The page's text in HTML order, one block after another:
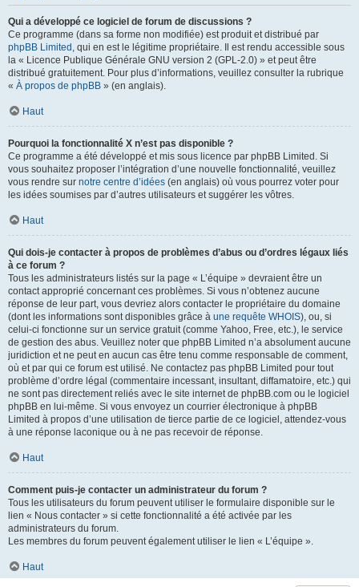
Qui a développé ce logiciel de forum de discussions ?
Ce programme (dans sa forme non modifiée) est produit et distribué par
phpBB Limited , qui en est le légitime propriétaire. Il est rendu accessible sous
la « Licence Publique Générale GNU version 2 (GPL-2.0) » et peut être
distribué gratuitement. Pour plus d’informations, veuillez consulter la rubrique
« À propos de phpBB » (en anglais).
Haut
Pourquoi la fonctionnalité X n’est pas disponible ?
Ce programme a été développé et mis sous licence par phpBB Limited. Si
vous souhaitez proposer l’intégration d’une nouvelle fonctionnalité, veuillez
vous rendre sur notre centre d’idées (en anglais) où vous pourrez voter pour
les idées soumises par d’autres utilisateurs et suggérer les vôtres.
Haut
Qui dois-je contacter à propos de problèmes d’abus ou d’ordres légaux liés
à ce forum ?
Tous les administrateurs listés sur la page « L’équipe » devraient être un
contact approprié concernant ces problèmes. Si vous n’obtenez aucune
réponse de leur part, vous devriez alors contacter le propriétaire du domaine
(dont les informations sont disponibles grâce à une requête WHOIS), ou, si
celui-ci fonctionne sur un service gratuit (comme Yahoo, Free, etc.), le service
de gestion des abus. Veuillez noter que phpBB Limited n’a absolument aucune
juridiction et ne peut en aucun cas être tenu comme responsable de comment,
où et par qui ce forum est utilisé. Ne contactez pas phpBB Limited pour tout
problème d’ordre légal (commentaire incessant, insultant, diffamatoire, etc.) qui
ne sont pas directement reliés avec le site internet de phpBB.com ou le logiciel
phpBB en lui-même. Si vous envoyez un courrier électronique à phpBB
Limited à propos d’une utilisation de tierce partie de ce logiciel, attendez-vous
à une réponse laconique ou à ne pas recevoir de réponse.
Haut
Comment puis-je contacter un administrateur du forum ?
Tous les utilisateurs du forum peuvent utiliser le formulaire disponible sur le
lien « Nous contacter » si cette fonctionnalité a été activée par les
administrateurs du forum.
Les membres du forum peuvent également utiliser le lien « L’équipe ».
Haut